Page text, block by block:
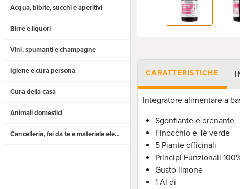
Acqua, bibite, succhi e aperitivi
Birre e liquori
Vini, spumanti e champagne
Igiene e cura persona
Cura della casa
Animali domestici
Cancelleria, fai da te e materiale elettrico
CARATTERISTICHE
Integratore alimentare a
Sgonfiante e drenante
Finocchio e Tè verde
5 Piante officinali
Principi Funzionali
Gusto limone
1 Al di